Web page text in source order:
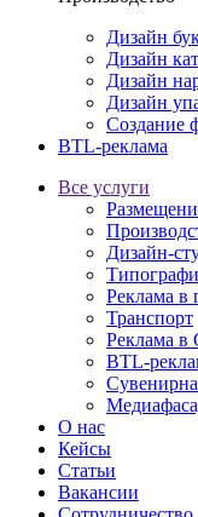
Дизайн
Дизайн
Дизайн
Дизайн
Создание
BTL-реклама
Все услуги
Дизайн-
Реклама в
Транспорт
Реклама
BTL-
О нас
Кейсы
Статьи
Вакансии